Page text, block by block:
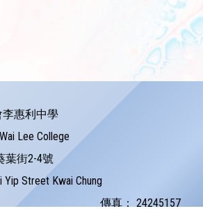
惠利中學
Lee College
葉街2-4號
Yip Street Kwai Chung
傳真： 24245157